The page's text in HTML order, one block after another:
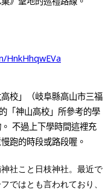
HnkHhqwEVa
校」（岐阜縣高山市三福
「神山高校」所參考的學
不過上下學時間這裡充
跑的時段或路段喔。
社こと日枝神社。最近で
ではとも言われており、